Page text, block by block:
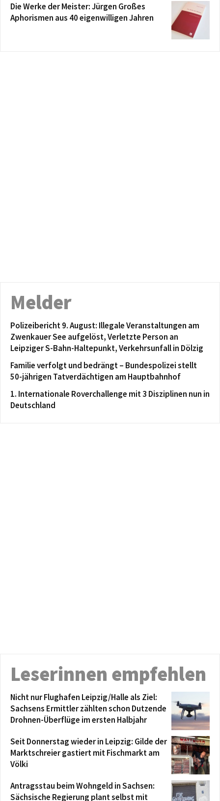
Die Werke der Meister: Jürgen Großes
Aphorismen aus 40 eigenwilligen Jahren
Melder
Polizeibericht 9. August: Illegale Veranstaltungen am
Zwenkauer See aufgelöst, Verletzte Person an
Leipziger S-Bahn-Haltepunkt, Verkehrsunfall in Dölzig
Familie verfolgt und bedrängt – Bundespolizei stellt
50-jährigen Tatverdächtigen am Hauptbahnhof
1. Internationale Roverchallenge mit 3 Disziplinen nun in
Deutschland
Leserinnen empfehlen
Nicht nur Flughafen Leipzig/Halle als Ziel:
Sachsens Ermittler zählten schon Dutzende
Drohnen-Überflüge im ersten Halbjahr
Seit Donnerstag wieder in Leipzig: Gilde der
Marktschreier gastiert mit Fischmarkt am
Völki
Antragsstau beim Wohngeld in Sachsen:
Sächsische Regierung plant selbst mit